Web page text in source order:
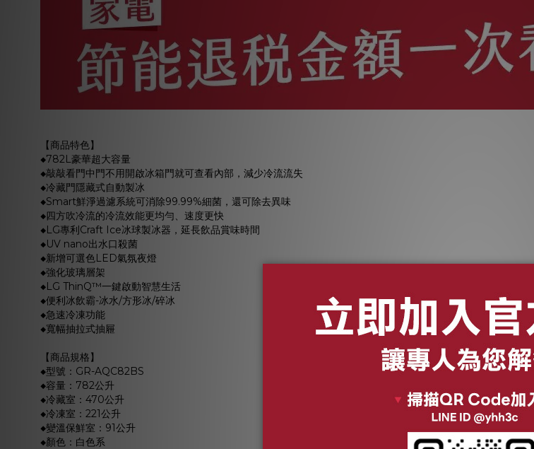
【商品特色】
◆782L豪華超大容量
◆敲敲看門中門不用開啟冰箱門就可查看內部，減少冷流流失
◆冷藏門隱藏式自動製冰
◆Smart鮮淨過濾系統可消除99.99%細菌，還可除去異味
◆四方吹冷流的冷流效能更均勻、速度更快
◆LG專利Craft Ice冰球製冰器，延長飲品賞味時間
◆UV nano出水口殺菌
◆新增可選色LED氣氛夜燈
◆強化玻璃層架
◆LG ThinQ™一鍵啟動智慧生活
◆便利冰飲霸-冰水/方形冰/碎冰
◆急速冷凍功能
◆寬幅抽拉式抽屜
【商品規格】
◆型號：GR-AQC82BS
◆容量：782公升
◆冷藏室：470公升
◆冷凍室：221公升
◆變溫保鮮室：91公升
◆顏色：白色系